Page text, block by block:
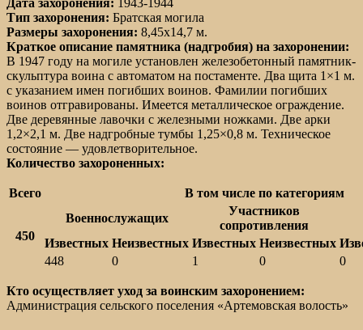
Тип захоронения: Братская могила
Размеры захоронения: 8,45х14,7 м.
Краткое описание памятника (надгробия) на захоронении:
В 1947 году на могиле установлен железобетонный памятник-
скульптура воина с автоматом на постаменте. Два щита 1×1 м.
с указанием имен погибших воинов. Фамилии погибших
воинов отгравированы. Имеется металлическое ограждение.
Две деревянные лавочки с железными ножками. Две арки
1,2×2,1 м. Две надгробные тумбы 1,25×0,8 м. Техническое
состояние — удовлетворительное.
Количество захороненных:
Всего В том числе по категориям
450
Военнослужащих
Участников
сопротивления
Известных Неизвестных Известных Неизвестных
448
0 1 0 0
Кто осуществляет уход за воинским захоронением:
Администрация сельского поселения «Артемовская волость»